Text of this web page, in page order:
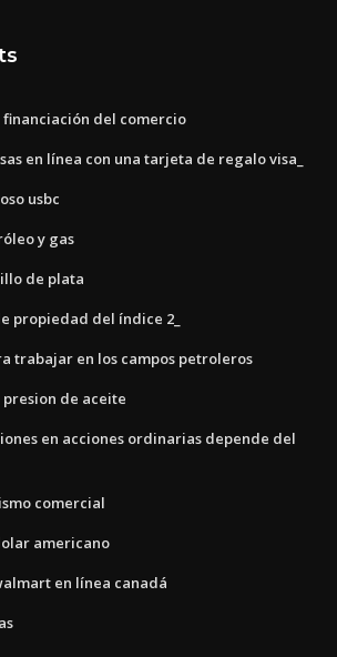
financiación del comercio
en línea con una tarjeta de regalo visa_
usbc
y gas
de plata
propiedad del índice 2_
trabajar en los campos petroleros
de aceite
en acciones ordinarias depende del
comercial
americano
en línea canadá